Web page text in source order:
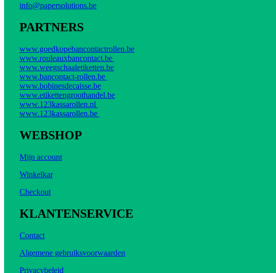
info@papersolutions.be
PARTNERS
www.goedkopebancontactrollen.be
www.rouleauxbancontact.be
www.weegschaaletiketten.be
www.bancontact-rollen.be
www.bobinesdecaisse.be
www.etikettengroothandel.be
www.123kassarollen.nl
www.123kassarollen.be
WEBSHOP
Mijn account
Winkelkar
Checkout
KLANTENSERVICE
Contact
Algemene gebruiksvoorwaarden
Privacybeleid